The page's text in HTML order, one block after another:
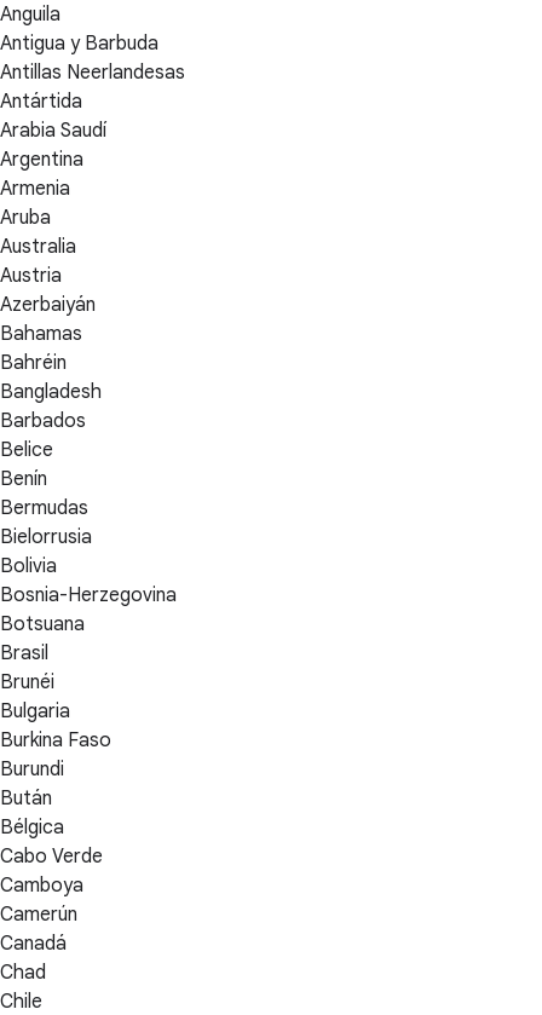
Anguila
Antigua y Barbuda
Antillas Neerlandesas
Antártida
Arabia Saudí
Argentina
Armenia
Aruba
Australia
Austria
Azerbaiyán
Bahamas
Bahréin
Bangladesh
Barbados
Belice
Benín
Bermudas
Bielorrusia
Bolivia
Bosnia-Herzegovina
Botsuana
Brasil
Brunéi
Bulgaria
Burkina Faso
Burundi
Bután
Bélgica
Cabo Verde
Camboya
Camerún
Canadá
Chad
Chile